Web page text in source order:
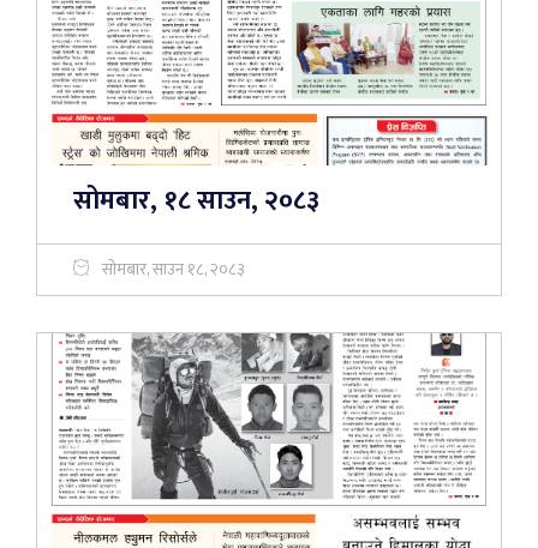
सोमबार, १८ साउन, २०८३
सोमबार, साउन १८, २०८३